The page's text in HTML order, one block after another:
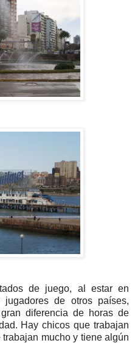
de juego, al estar en
jugadores de otros países,
diferencia de horas de
Hay chicos que trabajan
mucho y tiene algún